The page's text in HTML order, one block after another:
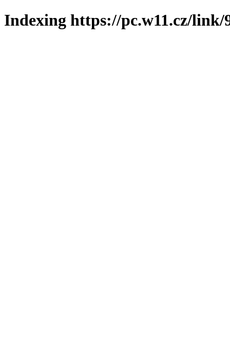
Indexing https://pc.w11.cz/link/